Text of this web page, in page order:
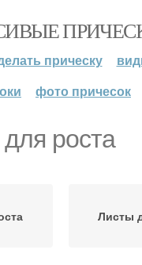
прическу
фото причесок
роста
Листы